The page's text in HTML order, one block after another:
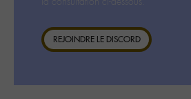
REJOINDRE LE DISCORD